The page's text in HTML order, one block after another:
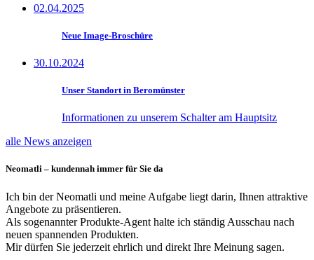
02.04.2025
Neue Image-Broschüre
30.10.2024
Unser Standort in Beromünster
Informationen zu unserem Schalter am Hauptsitz
alle News anzeigen
Neomatli – kundennah immer für Sie da
Ich bin der Neomatli und meine Aufgabe liegt darin, Ihnen attraktive
Angebote zu präsentieren.
Als sogenannter Produkte-Agent halte ich ständig Ausschau nach
neuen spannenden Produkten.
Mir dürfen Sie jederzeit ehrlich und direkt Ihre Meinung sagen.